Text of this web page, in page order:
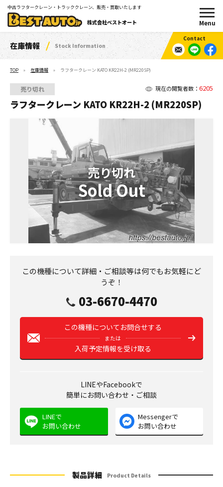
中古ラフタークレーン・トラッククレーン、販売・買取いたします
株式会社ベストオート
在庫情報 Stock Information
TOP 在庫情報 ラフタークレーン KATO KR22H-2 (MR220SP)
現在の閲覧者数： 6205
売り切れ
ラフタークレーン KATO KR22H-2 (MR220SP)
この機種について詳細・ご相談等は何でもお気軽にど
うぞ！
03-6670-4470
この機種についてお問合せする
または
入荷予定情報を受け取る
LINEやFacebookで
簡単にお問い合わせ・ご相談
LINEで
お問い合わせ
Messengerで
お問い合わせ
製品詳細 Product Details